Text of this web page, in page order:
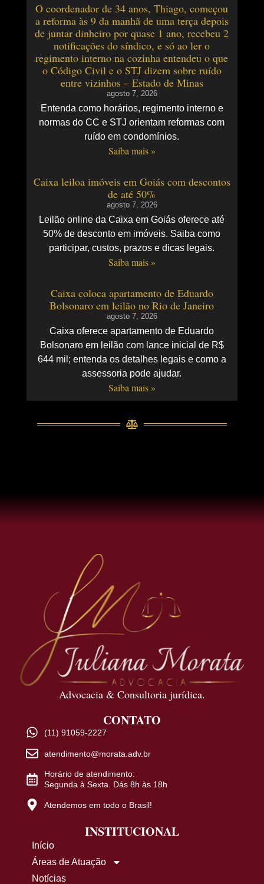
O coordenador de 34 anos, Thiago, começou
a reforma às 9 da manhã de uma terça depois
de juntar dinheiro por quase 1 ano, recebeu 2
notificações do síndico, e só ao ler o
regimento interno na cozinha entendeu o que
o Código Civil e o STJ dizem sobre ruído
entre vizinhos – Estado de Minas
agosto 7, 2026
Entenda como horários, regimento interno e
normas do CC e STJ orientam reformas com
ruído em condomínios.
Saiba mais »
Caixa leiloa imóveis em Goiás com descontos
de até 50%
agosto 7, 2026
Leilão online da Caixa em Goiás oferece até
50% de desconto em imóveis. Saiba como
participar, custos, prazos e dicas legais.
Saiba mais »
Caixa coloca apartamento de Eduardo
Bolsonaro em leilão no Rio de Janeiro
agosto 7, 2026
Caixa oferece apartamento de Eduardo
Bolsonaro em leilão com lance inicial de R$
644 mil; entenda os detalhes legais e como a
assessoria pode ajudar.
Saiba mais »
Advocacia & Consultoria jurídica.
CONTATO
(11) 91059-2227
atendimento@morata.adv.br
Horário de atendimento:
Segunda à Sexta. Dás 8h às 18h
Atendemos em todo o Brasil!
INSTITUCIONAL
Início
Áreas de Atuação
Notícias